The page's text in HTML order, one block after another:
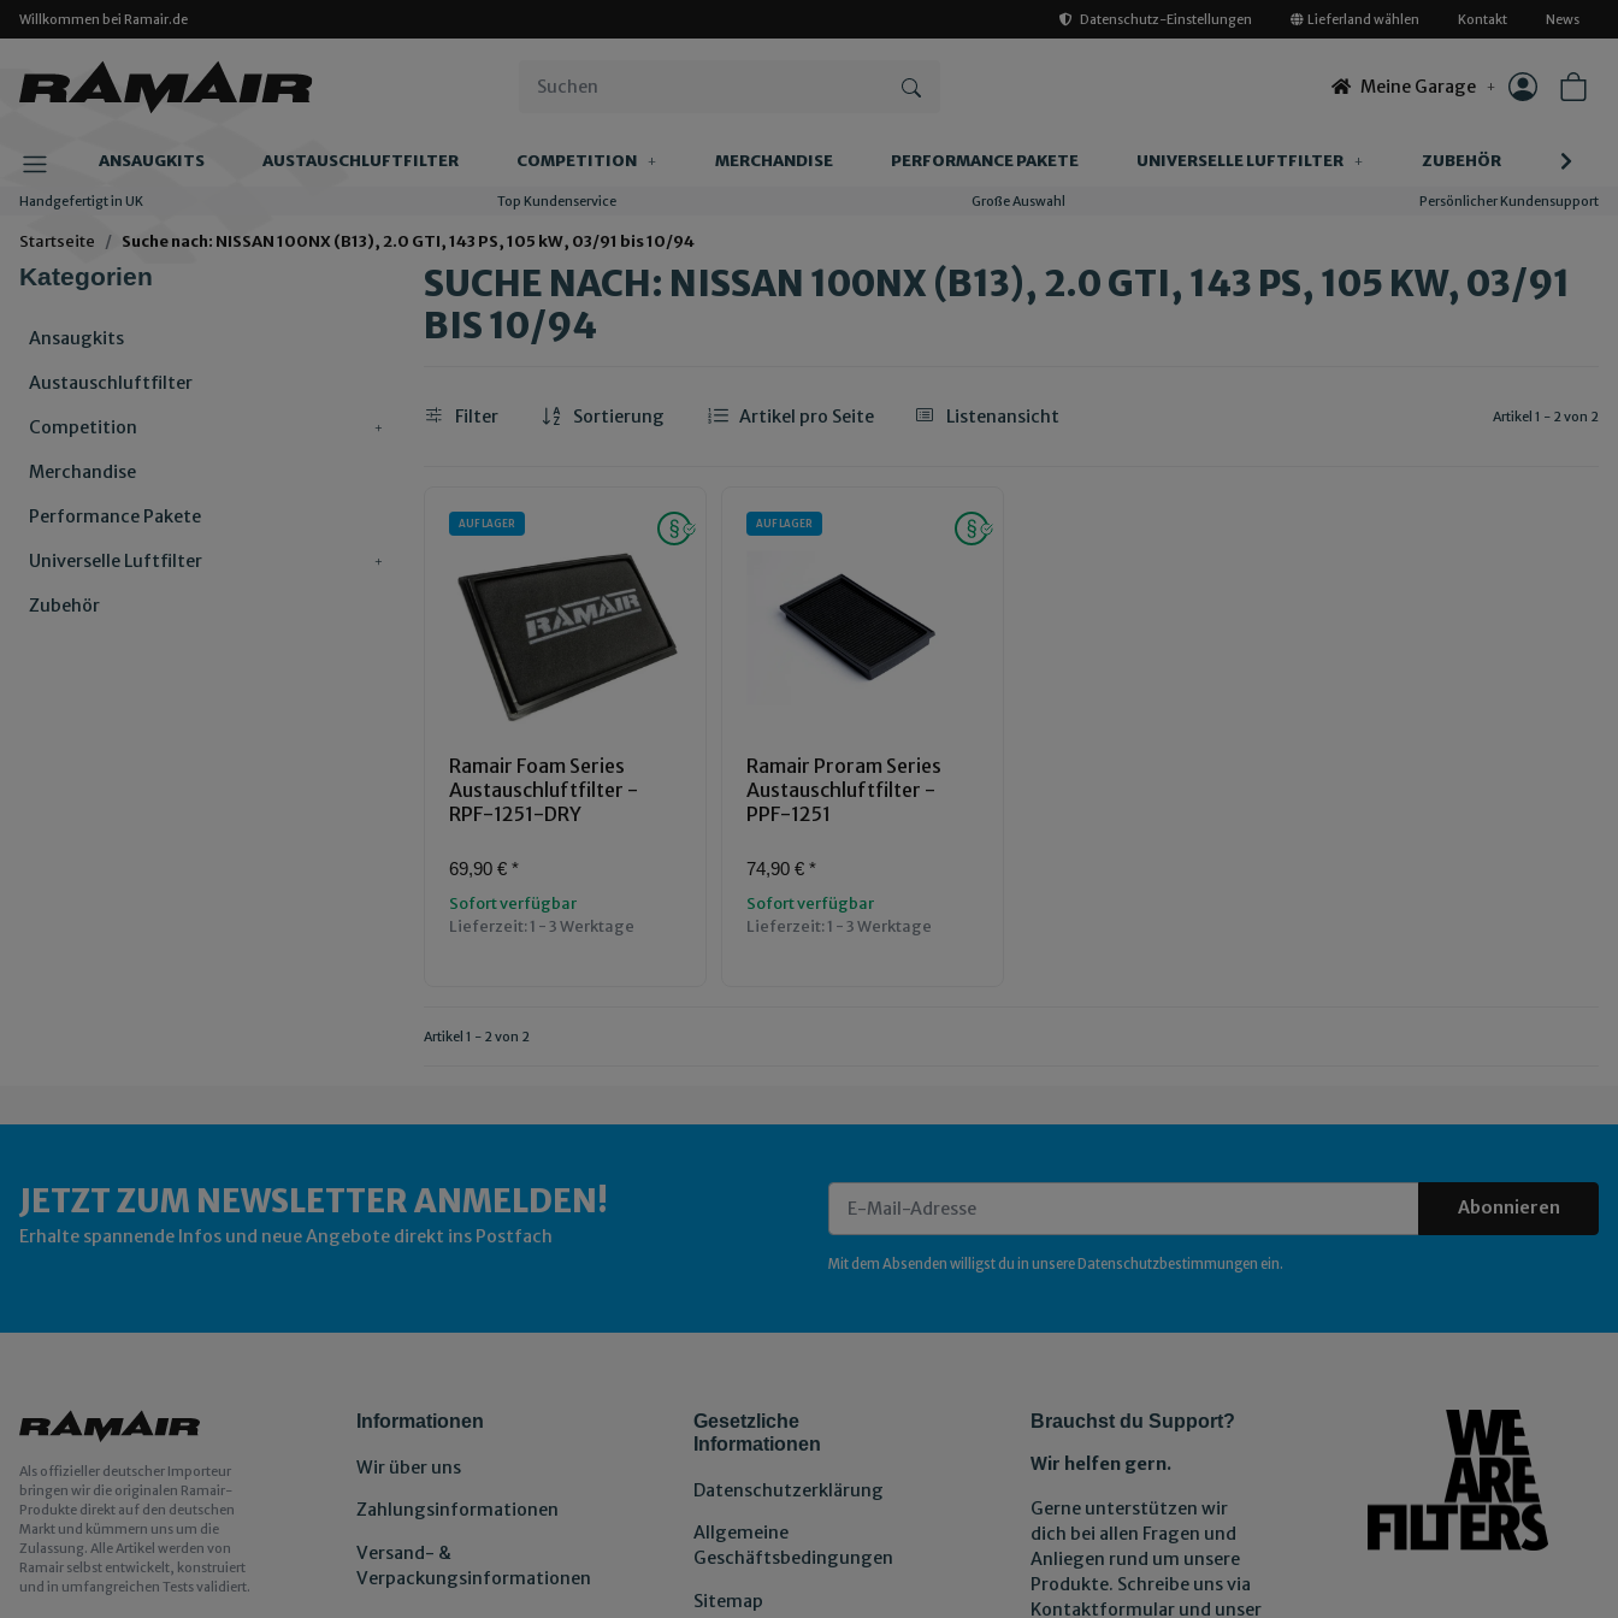
Willkommen bei Ramair.de Datenschutz-Einstellungen Lieferland wählen Kontakt News
Meine Garage
ANSAUGKITS AUSTAUSCHLUFTFILTER COMPETITION MERCHANDISE PERFORMANCE PAKETE UNIVERSELLE LUFTFILTER ZUBEHÖR
Handgefertigt in UK Top Kundenservice Große Auswahl Persönlicher Kundensupport
Startseite Suche nach: NISSAN 100NX (B13), 2.0 GTI, 143 PS, 105 kW, 03/91 bis 10/94
SUCHE NACH: NISSAN 100NX (B13), 2.0 GTI, 143 PS, 105 KW, 03/91
BIS 10/94
Filter Sortierung Artikel pro Seite Listenansicht Artikel 1 - 2 von 2
AUF LAGER
Ramair Foam Series
Austauschluftfilter -
RPF-1251-DRY
69,90 € *
Sofort verfügbar
Lieferzeit:1 - 3 Werktage
AUF LAGER
Ramair Proram Series
Austauschluftfilter -
PPF-1251
74,90 € *
Sofort verfügbar
Lieferzeit:1 - 3 Werktage
Artikel 1 - 2 von 2
Kategorien
Ansaugkits
Austauschluftfilter
Competition
Merchandise
Performance Pakete
Universelle Luftfilter
Zubehör
JETZT ZUM NEWSLETTER ANMELDEN!
Erhalte spannende Infos und neue Angebote direkt ins Postfach
Abonnieren
Mit dem Absenden willigst du in unsereDatenschutzbestimmungen ein.
Als offizieller deutscher Importeur
bringen wir die originalen Ramair-
Produkte direkt auf den deutschen
Markt und kümmern uns um die
Zulassung. Alle Artikel werden von
Ramair selbst entwickelt, konstruiert
und in umfangreichen Tests validiert.
Informationen
Wir über uns
Zahlungsinformationen
Versand- &
Verpackungsinformationen
Gesetzliche
Informationen
Datenschutzerklärung
Allgemeine
Geschäftsbedingungen
Sitemap
Brauchst du Support?
Wir helfen gern.
Gerne unterstützen wir
dich bei allen Fragen und
Anliegen rund um unsere
Produkte. Schreibe uns via
Kontaktformular und unser